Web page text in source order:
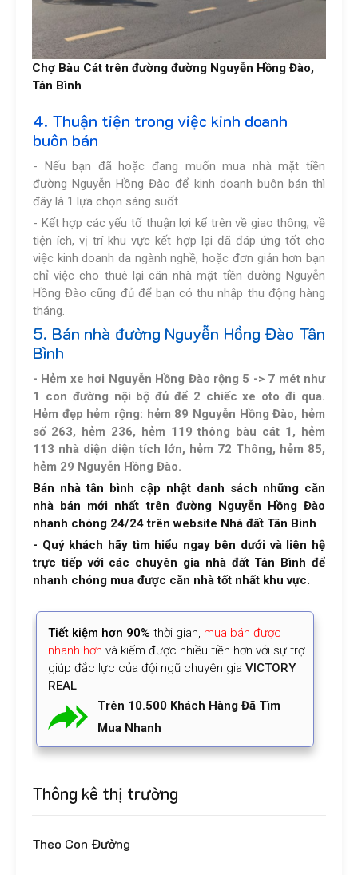
Chợ Bàu Cát trên đường đường Nguyễn Hồng Đào,
Tân Bình
4. Thuận tiện trong việc kinh doanh
buôn bán
- Nếu bạn đã hoặc đang muốn mua nhà mặt tiền
đường Nguyễn Hồng Đào để kinh doanh buôn bán thì
đây là 1 lựa chọn sáng suốt.
- Kết hợp các yếu tố thuận lợi kể trên về giao thông, về
tiện ích, vị trí khu vực kết hợp lại đã đáp ứng tốt cho
việc kinh doanh da ngành nghề, hoặc đơn giản hơn bạn
chỉ việc cho thuê lại căn nhà mặt tiền đường Nguyễn
Hồng Đào cũng đủ để bạn có thu nhập thu động hàng
tháng.
5. Bán nhà đường Nguyễn Hồng Đào Tân
Bình
- Hẻm xe hơi Nguyễn Hồng Đào rộng 5 -> 7 mét như
1 con đường nội bộ đủ để 2 chiếc xe oto đi qua.
Hẻm đẹp hẻm rộng: hẻm 89 Nguyễn Hồng Đào, hẻm
số 263, hẻm 236, hẻm 119 thông bàu cát 1, hẻm
113 nhà diện diện tích lớn, hẻm 72 Thông, hẻm 85,
hẻm 29 Nguyễn Hồng Đào.
Bán nhà tân bình cập nhật danh sách những căn
nhà bán mới nhất trên đường Nguyễn Hồng Đào
nhanh chóng 24/24 trên website Nhà đất Tân Bình
- Quý khách hãy tìm hiểu ngay bên dưới và liên hệ
trực tiếp với các chuyên gia nhà đất Tân Bình để
nhanh chóng mua được căn nhà tốt nhất khu vực.
Tiết kiệm hơn 90% thời gian, mua bán được
nhanh hơn và kiếm được nhiều tiền hơn với sự trợ
giúp đắc lực của đội ngũ chuyên gia VICTORY
REAL
Trên 10.500 Khách Hàng Đã Tìm
Mua Nhanh
Thông kê thị trường
Theo Con Đường